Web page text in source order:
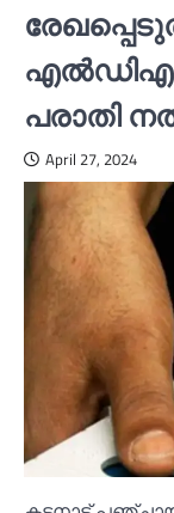
പരാതി
April 27, 2024